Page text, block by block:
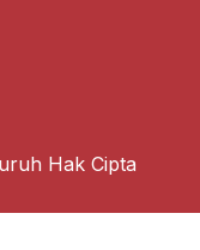
Hak Cipta